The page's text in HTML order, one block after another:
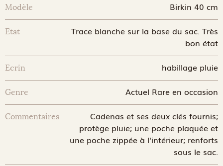
Modèle Birkin 40 cm
Etat
Trace blanche sur la base du sac. Très
bon état
Ecrin habillage pluie
Genre Actuel Rare en occasion
Commentaires
Cadenas et ses deux clés fournis;
protège pluie; une poche plaquée et
une poche zippée à l'intérieur; renforts
sous le sac.